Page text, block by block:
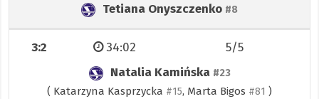
Tetiana Onyszczenko #8
3:2
Natalia Kamińska #23
( Katarzyna Kasprzycka #15, Marta Bigos #81 )
5/5
34:02